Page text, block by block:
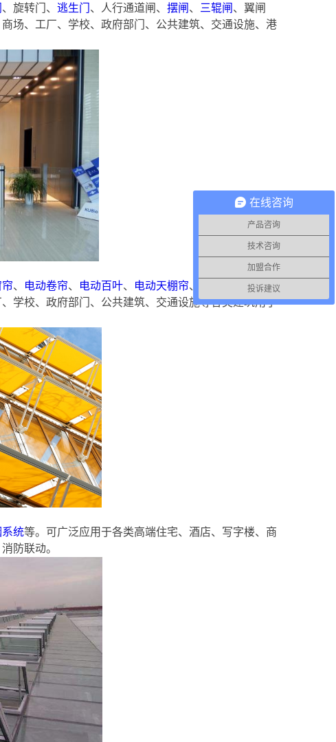
、旋转门、 逃生门 、人行通道闸、 摆闸 、 三辊闸 、翼闸
场、工厂、学校、政府部门、公共建筑、交通设施、港
、 电动卷帘、 电动百叶、 电动天棚帘、 电动遮阳蓬、电
学校、政府部门、公共建筑、交通设施等各类建筑用于
统等。可广泛应用于各类高端住宅、酒店、写字楼、商
防联动。
在线咨询
产品咨询
技术咨询
加盟合作
投诉建议